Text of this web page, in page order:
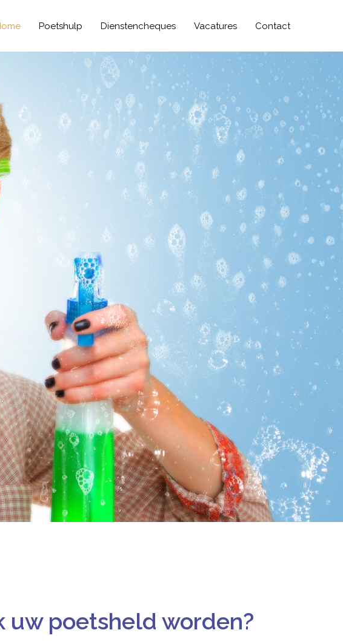
Poetshulp Dienstencheques Vacatures Contact
uw poetsheld worden?